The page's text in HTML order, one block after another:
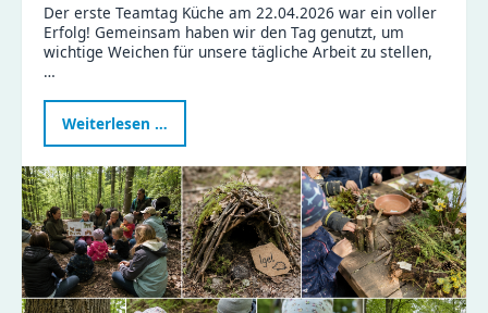
Der erste Teamtag Küche am 22.04.2026 war ein voller
Erfolg! Gemeinsam haben wir den Tag genutzt, um
wichtige Weichen für unsere tägliche Arbeit zu stellen,
…
Weiterlesen …
Teamtag
Küche:
Gemeinsam
für
gesunde
Ernährung
und
effiziente
Abläufe!